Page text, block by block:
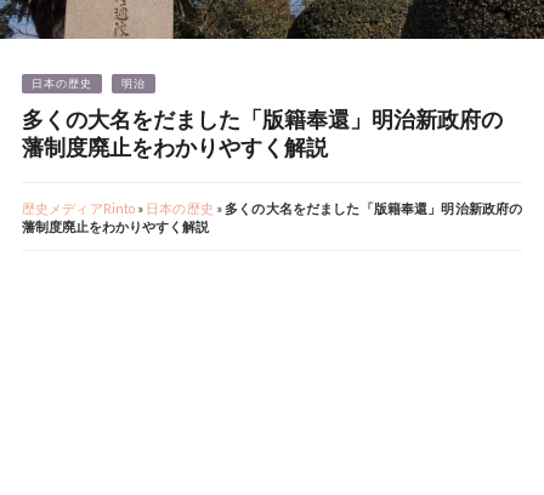
日本の歴史 明治
多くの大名をだました「版籍奉還」明治新政府の
藩制度廃止をわかりやすく解説
歴史メディアRinto» 日本の歴史 » 多くの大名をだました「版籍奉還」明治新政府の
藩制度廃止をわかりやすく解説